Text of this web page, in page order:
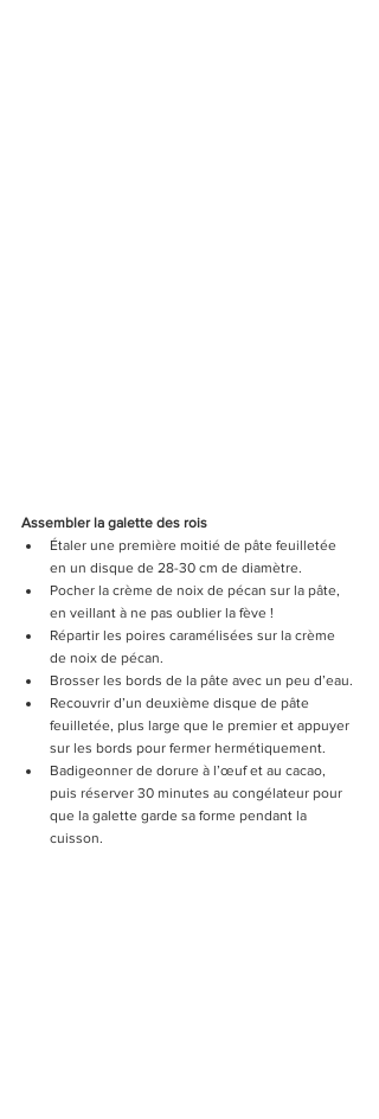
Assembler la galette des rois
Étaler une première moitié de pâte feuilletée
en un disque de 28-30 cm de diamètre.
Pocher la crème de noix de pécan sur la pâte,
en veillant à ne pas oublier la fève !
Répartir les poires caramélisées sur la crème
de noix de pécan.
Brosser les bords de la pâte avec un peu d’eau.
Recouvrir d’un deuxième disque de pâte
feuilletée, plus large que le premier et appuyer
sur les bords pour fermer hermétiquement.
Badigeonner de dorure à l’œuf et au cacao,
puis réserver 30 minutes au congélateur pour
que la galette garde sa forme pendant la
cuisson.